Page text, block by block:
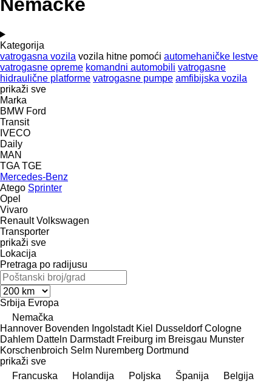
Nemačke
Kategorija
vatrogasna vozila vozila hitne pomoći automehaničke lestve
vatrogasne opreme komandni automobili vatrogasne
hidraulične platforme vatrogasne pumpe amfibijska vozila
prikaži sve
Marka
BMW Ford
Transit
IVECO
Daily
MAN
TGA TGE
Mercedes-Benz
Atego Sprinter
Opel
Vivaro
Renault Volkswagen
Transporter
prikaži sve
Lokacija
Pretraga po radijusu
Srbija Evropa
Nemačka
Hannover Bovenden Ingolstadt Kiel Dusseldorf Cologne
Dahlem Datteln Darmstadt Freiburg im Breisgau Munster
Korschenbroich Selm Nuremberg Dortmund
prikaži sve
Francuska
Holandija Poljska Španija
Belgija